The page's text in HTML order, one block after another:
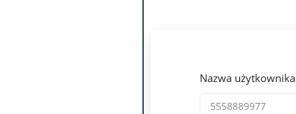
Nazwa użytkownika